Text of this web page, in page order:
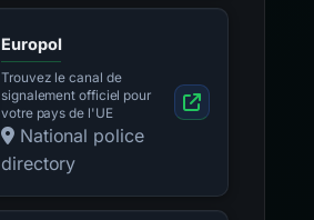
Europol
Trouvez le canal de
signalement officiel pour
votre pays de l'UE
National police
directory